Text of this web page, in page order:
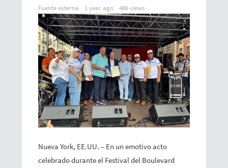
Fuente externa 1 year ago 486 views
Nueva York, EE.UU. – En un emotivo acto
celebrado durante el Festival del Boulevard